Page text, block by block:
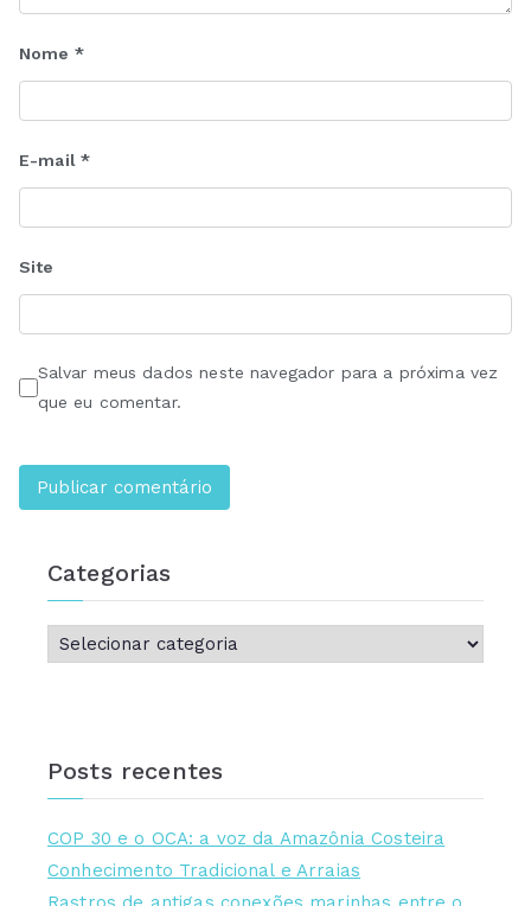
Nome *
E-mail*
Site
Salvar meus dados neste navegador para a próxima vez
que eu comentar.
Categorias
Posts recentes
COP 30 e o OCA: a voz da Amazônia Costeira
Conhecimento Tradicional e Arraias